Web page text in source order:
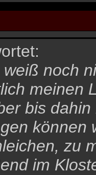
noch
meinen
bis
können
zu
im